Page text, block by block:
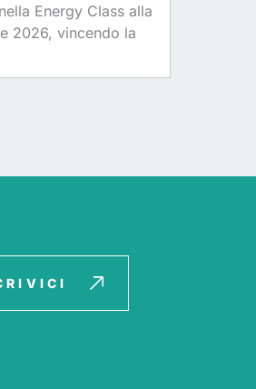
Energy Class alla
2026, vincendo la